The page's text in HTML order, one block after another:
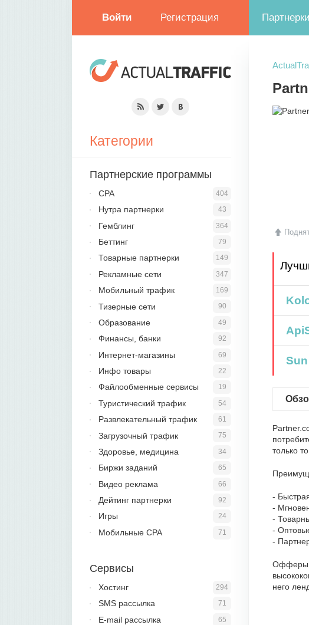
Войти Регистрация Партнерки
только
-
-
-
-
-
Офферы
него
Категории
Партнерские программы
404
CPA
43
Нутра партнерки
364
Гемблинг
79
Беттинг
149
Товарные партнерки
347
Рекламные сети
169
Мобильный трафик
90
Тизерные сети
49
Образование
92
Финансы, банки
69
Интернет-магазины
22
Инфо товары
19
Файлообменные сервисы
54
Туристический трафик
61
Развлекательный трафик
75
Загрузочный трафик
34
Здоровье, медицина
65
Биржи заданий
66
Видео реклама
92
Дейтинг партнерки
24
Игры
71
Мобильные CPA
Сервисы
294
Хостинг
71
SMS рассылка
65
E-mail рассылка